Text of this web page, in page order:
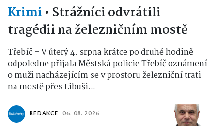
Krimi • Strážníci odvrátili
tragédii na železničním mostě
Třebíč – V úterý 4. srpna krátce po druhé hodině
odpoledne přijala Městská policie Třebíč oznámení
o muži nacházejícím se v prostoru železniční trati
na mostě přes Libuši...
REDAKCE 06. 08. 2026